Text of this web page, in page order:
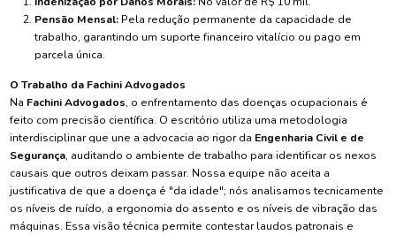
Pensão Mensal:Pela redução permanente da capacidade de
trabalho, garantindo um suporte financeiro vitalício ou pago em
parcela única.
O Trabalho da Fachini Advogados
Na Fachini Advogados, o enfrentamento das doenças ocupacionais é
feito com precisão científica. O escritório utiliza uma metodologia
interdisciplinar que une a advocacia ao rigor da Engenharia Civil e de
Segurança, auditando o ambiente de trabalho para identificar os nexos
causais que outros deixam passar. Nossa equipe não aceita a
justificativa de que a doença é "da idade"; nós analisamos tecnicamente
os níveis de ruído, a ergonomia do assento e os níveis de vibração das
máquinas. Essa visão técnica permite contestar laudos patronais e